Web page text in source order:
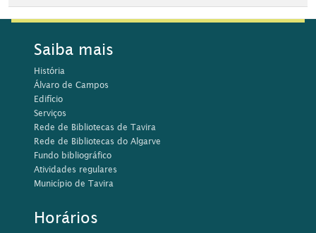
Saiba mais
História
Álvaro de Campos
Edifício
Serviços
Rede de Bibliotecas de Tavira
Rede de Bibliotecas do Algarve
Fundo bibliográfico
Atividades regulares
Município de Tavira
Horários